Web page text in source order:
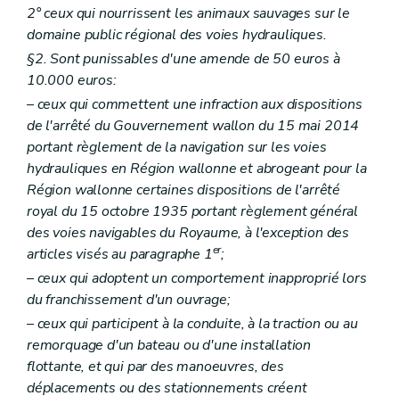
2° ceux qui nourrissent les animaux sauvages sur le
domaine public régional des voies hydrauliques.
§2. Sont punissables d'une amende de 50 euros à
10.000 euros:
– ceux qui commettent une infraction aux dispositions
de l'arrêté du Gouvernement wallon du 15 mai 2014
portant règlement de la navigation sur les voies
hydrauliques en Région wallonne et abrogeant pour la
Région wallonne certaines dispositions de l'arrêté
royal du 15 octobre 1935 portant règlement général
des voies navigables du Royaume, à l'exception des
articles visés au paragraphe 1er;
– ceux qui adoptent un comportement inapproprié lors
du franchissement d'un ouvrage;
– ceux qui participent à la conduite, à la traction ou au
remorquage d'un bateau ou d'une installation
flottante, et qui par des manoeuvres, des
déplacements ou des stationnements créent